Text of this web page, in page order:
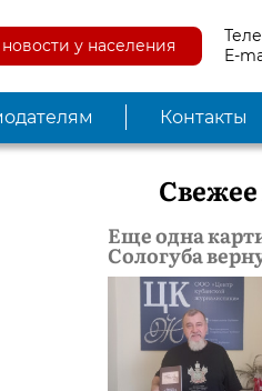
у населения
E-
Контакты
Еще одна
Сологуба